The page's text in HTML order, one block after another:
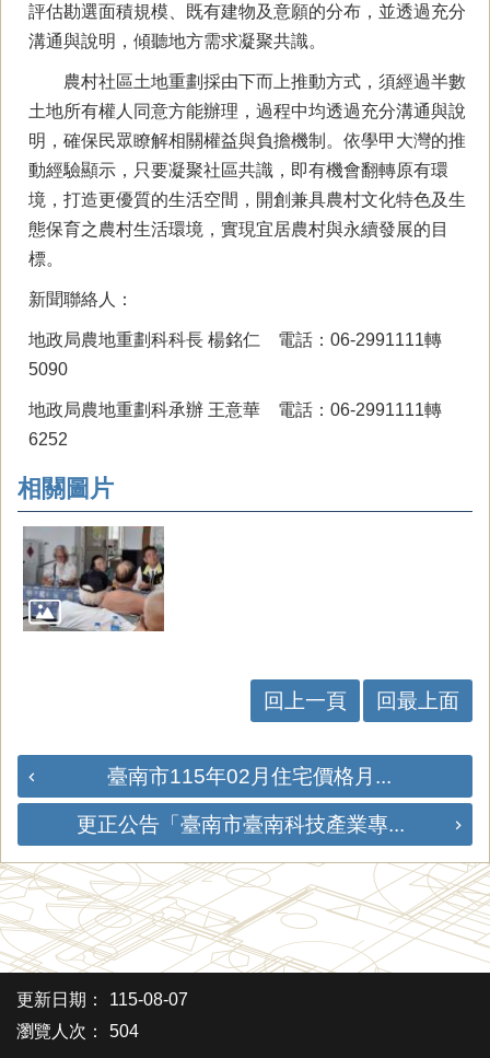
評估勘選面積規模、既有建物及意願的分布，並透過充分
溝通與說明，傾聽地方需求凝聚共識。
農村社區土地重劃採由下而上推動方式，須經過半數
土地所有權人同意方能辦理，過程中均透過充分溝通與說
明，確保民眾瞭解相關權益與負擔機制。依學甲大灣的推
動經驗顯示，只要凝聚社區共識，即有機會翻轉原有環
境，打造更優質的生活空間，開創兼具農村文化特色及生
態保育之農村生活環境，實現宜居農村與永續發展的目
標。
新聞聯絡人：
地政局農地重劃科科長 楊銘仁 電話：06-2991111轉
5090
地政局農地重劃科承辦 王意華 電話：06-2991111轉
6252
相關圖片
回上一頁 回最上面
臺南市115年02月住宅價格月...
更正公告「臺南市臺南科技產業專...
更新日期：
115-08-07
瀏覽人次：
504